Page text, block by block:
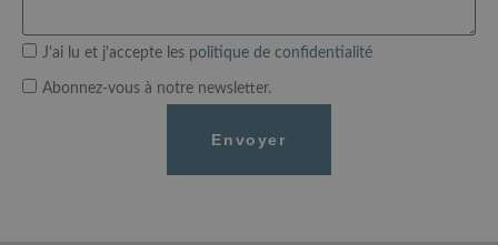
J'ai lu et j'accepte les politique de confidentialité
Abonnez-vous à notre newsletter.
Envoyer